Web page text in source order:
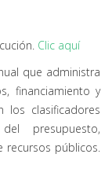
Clic aquí
que administra
financiamiento y
los clasificadores
presupuesto,
recursos públicos.